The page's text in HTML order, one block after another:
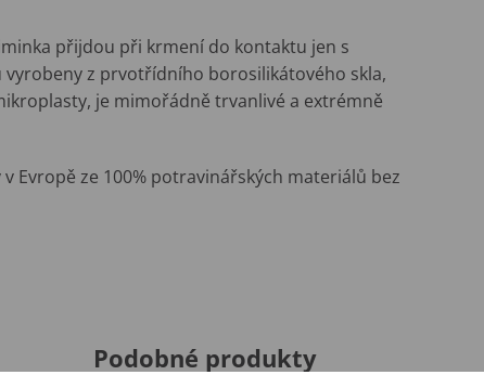
přijdou při krmení do kontaktu jen s
z prvotřídního borosilikátového skla,
je mimořádně trvanlivé a extrémně
Evropě ze 100% potravinářských materiálů bez
Podobné produkty